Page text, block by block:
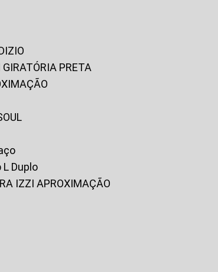
GIRATÓRIA PRETA
L Duplo
IZZI APROXIMAÇÃO